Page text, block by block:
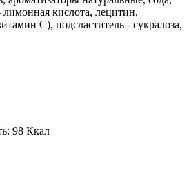
лимонная кислота, лецитин,
С), подсластитель - сукралоза,
98 Ккал